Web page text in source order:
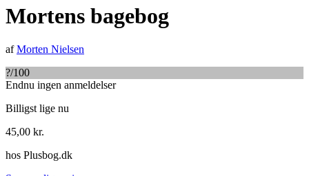
Mortens bagebog
afMorten Nielsen
?/100
Endnu ingen anmeldelser
Billigst lige nu
45,00 kr.
hos Plusbog.dk